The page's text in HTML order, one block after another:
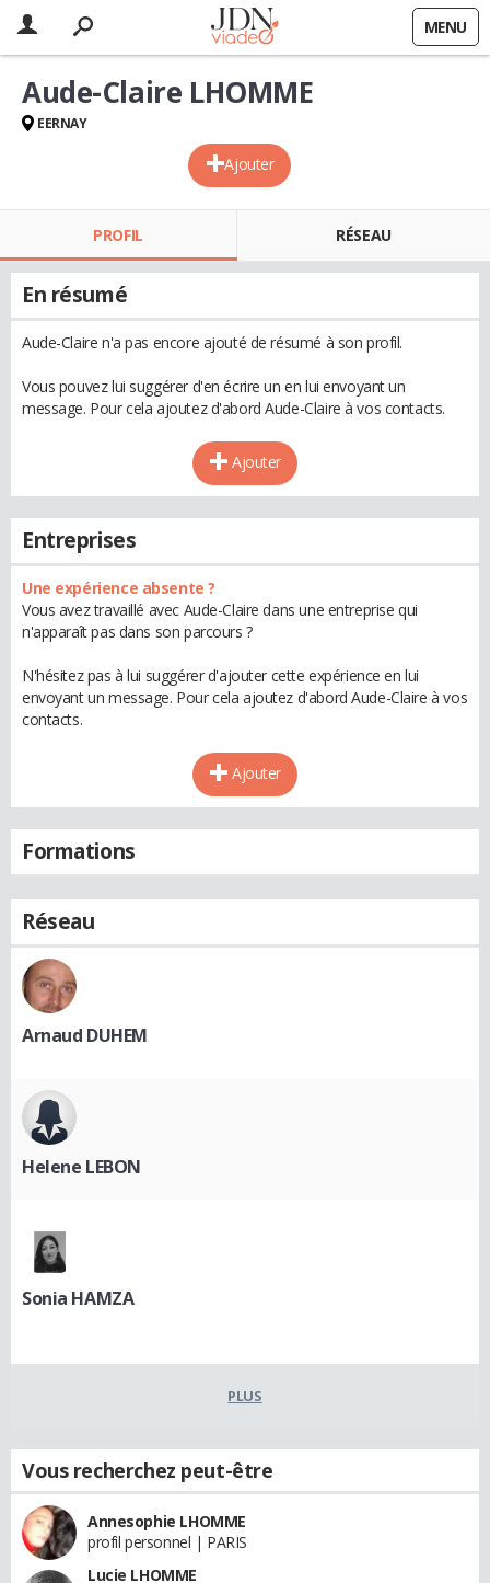
MENU
Ajouter
Aude-Claire LHOMME
EERNAY
PROFIL RÉSEAU
En résumé
Aude-Claire n'a pas encore ajouté de résumé à son profil.
Vous pouvez lui suggérer d'en écrire un en lui envoyant un
message. Pour cela ajoutez d'abord Aude-Claire à vos contacts.
Ajouter
Entreprises
Une expérience absente ?
Vous avez travaillé avec Aude-Claire dans une entreprise qui
n'apparaît pas dans son parcours ?
N'hésitez pas à lui suggérer d'ajouter cette expérience en lui
envoyant un message. Pour cela ajoutez d'abord Aude-Claire à vos
contacts.
Ajouter
Formations
Réseau
Arnaud DUHEM
Helene LEBON
Sonia HAMZA
PLUS
Vous recherchez peut-être
Annesophie LHOMME
profil personnel | PARIS
Lucie LHOMME